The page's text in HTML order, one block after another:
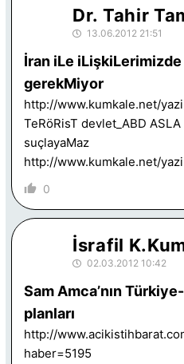
Dr. Tahir
13.06.2012 21:51
İran iLe iLişkiLerimizde
gerekMiyor
http://www.kumkale.net/
TeRöRisT devlet_ABD ASLA
suçlayaMaz
http://www.kumkale.net/
0
İsrafil
02.03.2012 10:42
Sam Amca’nın
planları
http://
haber=5195